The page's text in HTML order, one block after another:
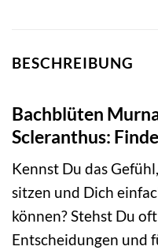
BESCHREIBUNG
Bachblüten
Scleranthus:
Kennst Du das
sitzen und Dich
können? Stehst Du
Entscheidungen und